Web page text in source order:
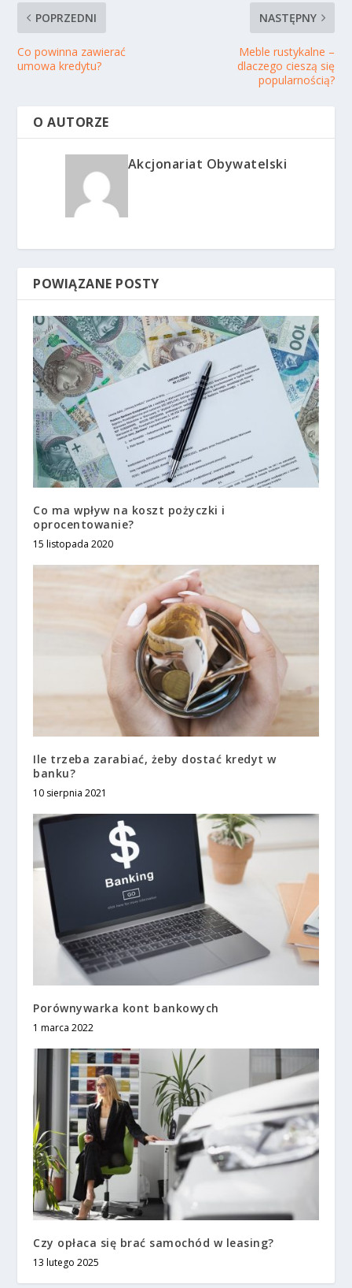
POPRZEDNI
Co powinna zawierać
umowa kredytu?
NASTĘPNY
Meble rustykalne –
dlaczego cieszą się
popularnością?
O AUTORZE
Akcjonariat Obywatelski
POWIĄZANE POSTY
Co ma wpływ na koszt pożyczki i
oprocentowanie?
15 listopada 2020
Ile trzeba zarabiać, żeby dostać kredyt w
banku?
10 sierpnia 2021
Porównywarka kont bankowych
1 marca 2022
Czy opłaca się brać samochód w leasing?
13 lutego 2025